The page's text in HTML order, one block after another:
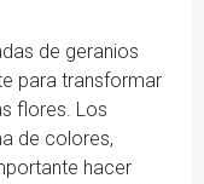
de geranios
para transformar
flores. Los
de colores,
hacer